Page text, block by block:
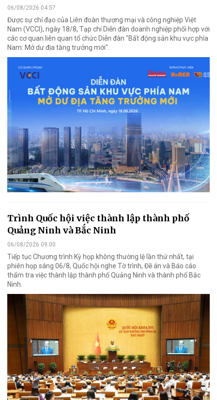
06/08/2026 04:57
Được sự chỉ đạo của Liên đoàn thương mại và công nghiệp Việt
Nam (VCCI), ngày 18/8, Tạp chí Diễn đàn doanh nghiệp phối hợp với
các cơ quan liên quan tổ chức Diễn đàn "Bất động sản khu vực phía
Nam: Mở dư địa tăng trưởng mới".
Trình Quốc hội việc thành lập thành phố
Quảng Ninh và Bắc Ninh
06/08/2026 09:00
Tiếp tục Chương trình Kỳ họp không thường lệ lần thứ nhất, tại
phiên họp sáng 06/8, Quốc hội nghe Tờ trình, Đề án và Báo cáo
thẩm tra việc thành lập thành phố Quảng Ninh và thành phố Bắc
Ninh.